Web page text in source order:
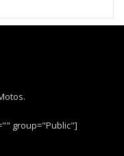
group="Public"]